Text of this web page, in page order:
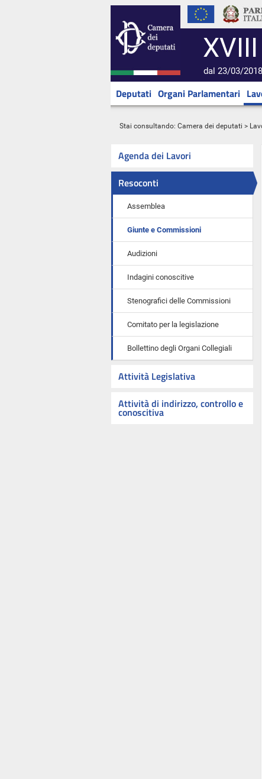
dal 23/03/
Deputati Organi Parlamentari
Stai consultando: Camera dei deputati >
Agenda dei Lavori
Resoconti
Assemblea
Giunte e Commissioni
Audizioni
Indagini conoscitive
Stenografici delle Commissioni
Comitato per la legislazione
Bollettino degli Organi Collegiali
Attività Legislativa
Attività di indirizzo, controllo e
conoscitiva